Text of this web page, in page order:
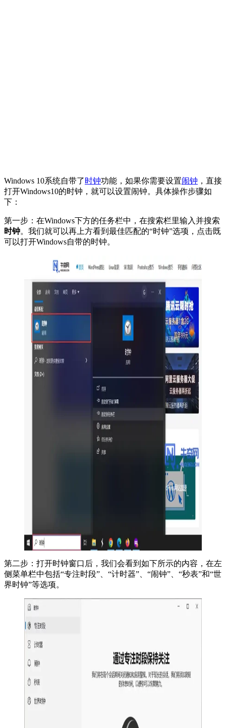
Windows 10系统自带了时钟功能，如果你需要设置闹钟 ，直接
打开Windows10的时钟，就可以设置闹钟。具体操作步骤如
下：
第一步：在Windows下方的任务栏中，在搜索栏里输入并搜索
时钟。我们就可以再上方看到最佳匹配的“时钟”选项，点击既
可以打开Windows自带的时钟。
第二步：打开时钟窗口后，我们会看到如下所示的内容，在左
侧菜单栏中包括“专注时段”、“计时器”、“闹钟”、“秒表”和“世
界时钟”等选项。